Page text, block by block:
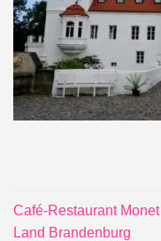
Café-Restaurant Monet |
Land Brandenburg